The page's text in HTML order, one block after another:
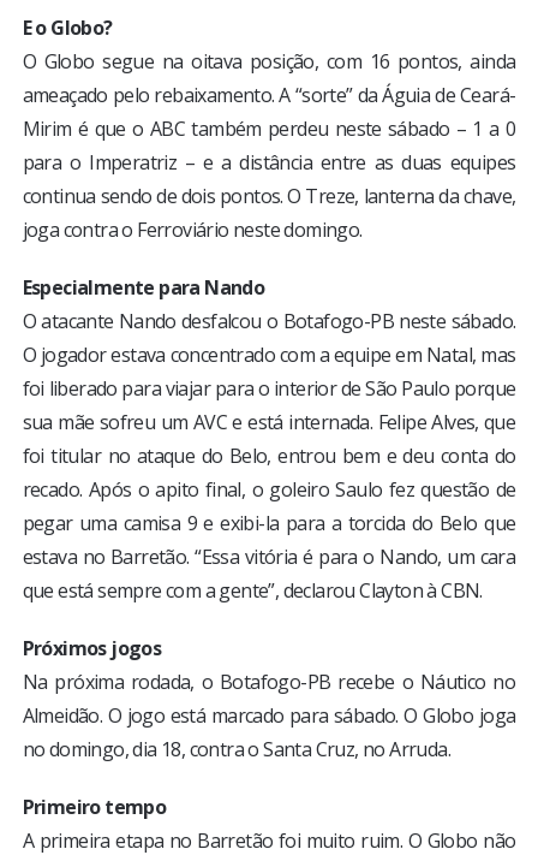
E o Globo?
O Globo segue na oitava posição, com 16 pontos, ainda
ameaçado pelo rebaixamento. A “sorte” da Águia de Ceará-
Mirim é que o ABC também perdeu neste sábado – 1 a 0
para o Imperatriz – e a distância entre as duas equipes
continua sendo de dois pontos. O Treze, lanterna da chave,
joga contra o Ferroviário neste domingo.
Especialmente para Nando
O atacante Nando desfalcou o Botafogo-PB neste sábado.
O jogador estava concentrado com a equipe em Natal, mas
foi liberado para viajar para o interior de São Paulo porque
sua mãe sofreu um AVC e está internada. Felipe Alves, que
foi titular no ataque do Belo, entrou bem e deu conta do
recado. Após o apito final, o goleiro Saulo fez questão de
pegar uma camisa 9 e exibi-la para a torcida do Belo que
estava no Barretão. “Essa vitória é para o Nando, um cara
que está sempre com a gente”, declarou Clayton à CBN.
Próximos jogos
Na próxima rodada, o Botafogo-PB recebe o Náutico no
Almeidão. O jogo está marcado para sábado. O Globo joga
no domingo, dia 18, contra o Santa Cruz, no Arruda.
Primeiro tempo
A primeira etapa no Barretão foi muito ruim. O Globo não